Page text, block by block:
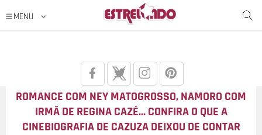
ROMANCE COM NEY MATOGROSSO, NAMORO COM
IRMÃ DE REGINA CAZÉ... CONFIRA O QUE A
CINEBIOGRAFIA DE CAZUZA DEIXOU DE CONTAR